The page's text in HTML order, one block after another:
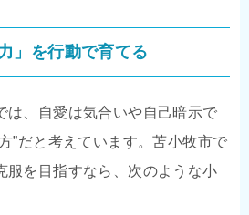
」を行動で育てる
は、自愛は気合いや自己暗示で
”だと考えています。苫小牧市で
服を目指すなら、次のような小